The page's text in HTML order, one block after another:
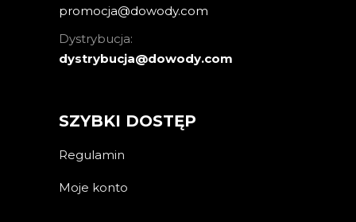
promocja@dowody.com
Dystrybucja:
dystrybucja@dowody.com
SZYBKI DOSTĘP
Regulamin
Moje konto